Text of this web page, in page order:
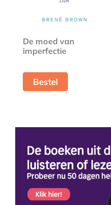
De moed van
imperfectie
Bestel